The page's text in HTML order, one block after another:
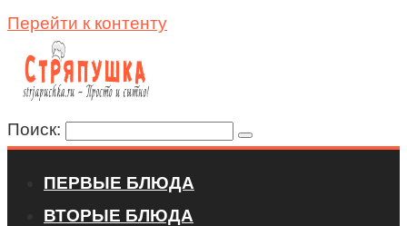
Перейти к контенту
Поиск:
ПЕРВЫЕ БЛЮДА
ВТОРЫЕ БЛЮДА